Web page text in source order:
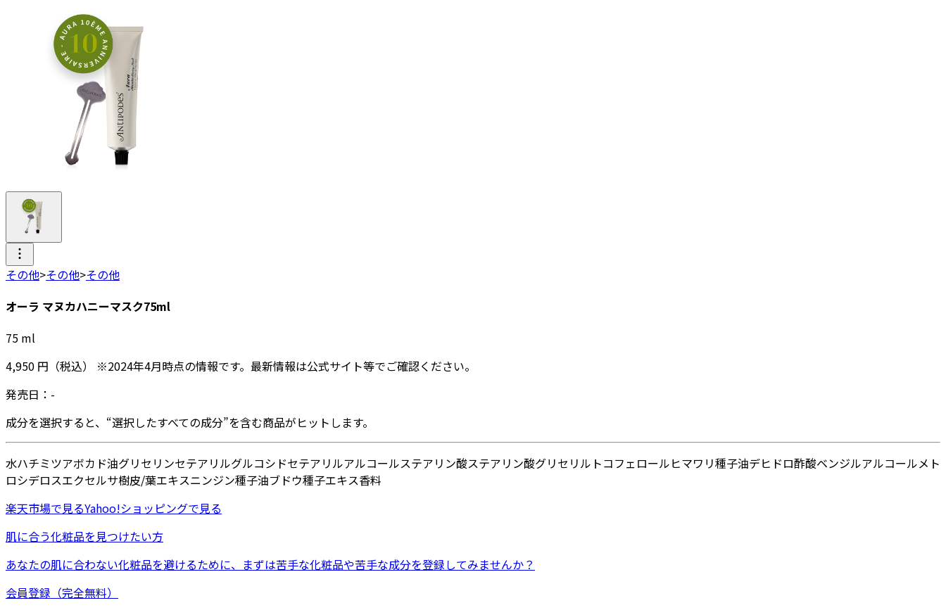
その他>その他>その他
オーラ マヌカハニーマスク75ml
75 ml
4,950 円 （税込） ※2024年4月時点の情報です。最新情報は公式サイト等でご確認ください。
発売日： -
成分を選択すると、“選択したすべての成分”を含む商品がヒットします。
水ハチミツアボカド油グリセリンセテアリルグルコシドセテアリルアルコールステアリン酸ステアリン酸グリセリル トコフェロールヒマワリ種子油デヒドロ酢酸ベンジルアルコールメト
ロシデロスエクセルサ樹皮/葉エキスニンジン種子油ブドウ種子エキス香料
楽天市場で見るYahoo!ショッピングで見る
肌に合う化粧品を見つけたい方
あなたの肌に合わない化粧品を避けるために、まずは苦手な化粧品や苦手な成分を登録してみませんか？
会員登録（完全無料）